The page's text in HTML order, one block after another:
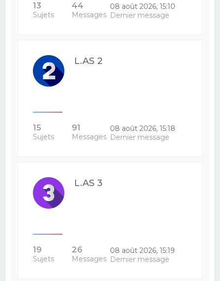
13
Sujets
44
Messages
08 août 2026, 15:10
Dernier message
L.AS 2
15
Sujets
91
Messages
08 août 2026, 15:18
Dernier message
L.AS 3
19
Sujets
26
Messages
08 août 2026, 15:19
Dernier message